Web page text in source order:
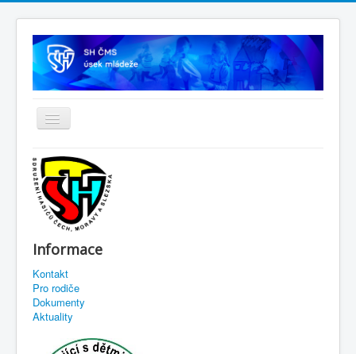
Informace
Kontakt
Pro rodiče
Dokumenty
Aktuality